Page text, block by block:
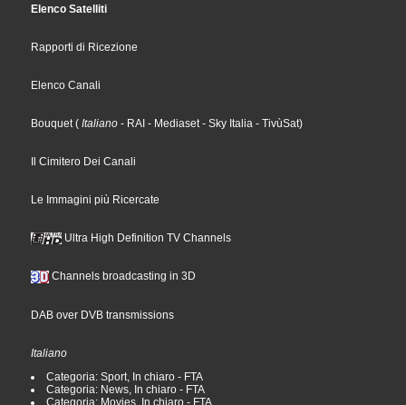
Elenco Satelliti
Rapporti di Ricezione
Elenco Canali
Bouquet( Italiano - RAI - Mediaset- Sky Italia - TivùSat)
Il Cimitero Dei Canali
Le Immagini più Ricercate
Ultra High Definition TV Channels
Channels broadcasting in 3D
DAB over DVB transmissions
Italiano
Categoria: Sport, In chiaro - FTA
Categoria: News, In chiaro - FTA